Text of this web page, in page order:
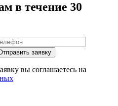
в течение 30
заявку
вы соглашаетесь на